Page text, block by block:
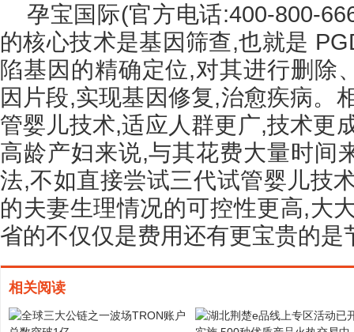
孕宝国际(官方电话:400-800-
的核心技术是基因筛查,也就是
陷基因的精确定位,对其进行删除
因片段,实现基因修复,治愈疾病。
管婴儿技术,适应人群更广,技术更
高龄产妇来说,与其花费大量时间
法,不如直接尝试三代试管婴儿技
的夫妻生理情况的可控性更高,大
省的不仅仅是费用还有更宝贵的是
相关阅读